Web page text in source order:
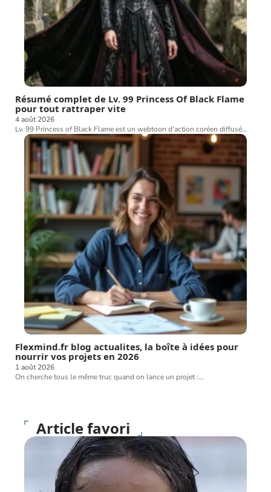
Résumé complet de Lv. 99 Princess Of Black Flame
pour tout rattraper vite
4 août 2026
Lv. 99 Princess of Black Flame est un webtoon d'action coréen diffusé…
Flexmind.fr blog actualites, la boîte à idées pour
nourrir vos projets en 2026
1 août 2026
On cherche tous le même truc quand on lance un projet :…
Article favori